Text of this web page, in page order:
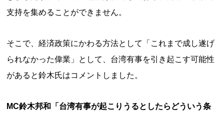
支持を集めることができません。
そこで、経済政策にかわる方法として「これまで成し遂げ
られなかった偉業」として、台湾有事を引き起こす可能性
があると鈴木氏はコメントしました。
MC鈴木邦和「台湾有事が起こりうるとしたらどういう条